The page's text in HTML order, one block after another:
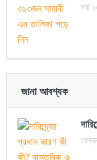
মার্চ
জানা আবশ্যক